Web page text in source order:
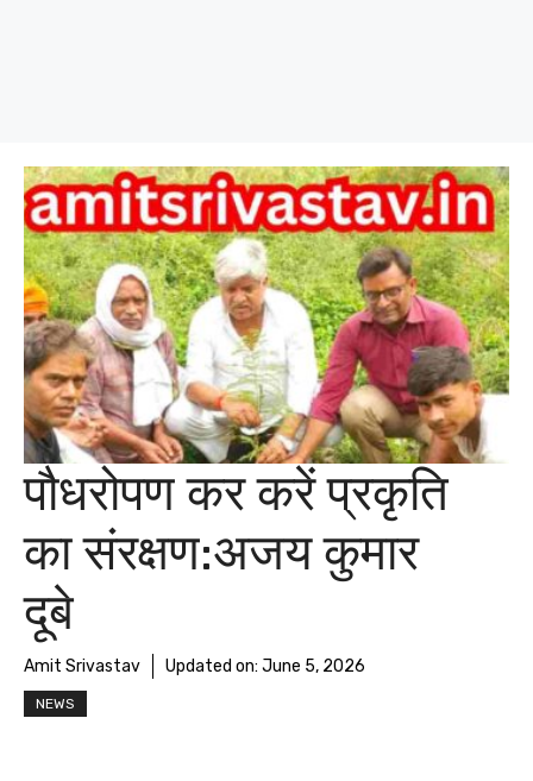
पौधरोपण कर करें प्रकृति
का संरक्षण:अजय कुमार
दूबे
Amit Srivastav Updated on: June 5, 2026
NEWS